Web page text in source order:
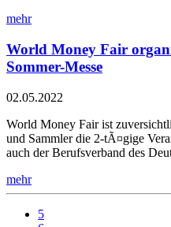
mehr
World Money Fair
Sommer-Messe
02.05.2022
World Money Fair ist
und Sammler die 2-tÃ¤gige
auch der Berufsverband des
mehr
5